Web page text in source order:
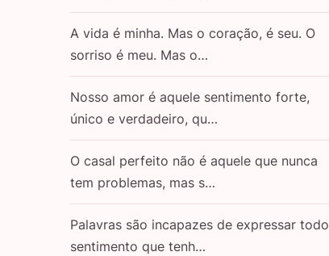
A vida é minha. Mas o coração, é seu. O
sorriso é meu. Mas o…
Nosso amor é aquele sentimento forte,
único e verdadeiro, qu…
O casal perfeito não é aquele que nunca
tem problemas, mas s…
Palavras são incapazes de expressar todo
sentimento que tenh…